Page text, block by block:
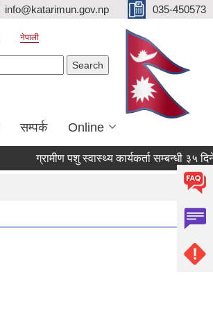
info@katarimun.gov.np 035-450573
नेपाली
सम्पर्क Online
ग्रामीण पशु स्वास्थ्य कार्यकर्ता सम्बन्धी ३५